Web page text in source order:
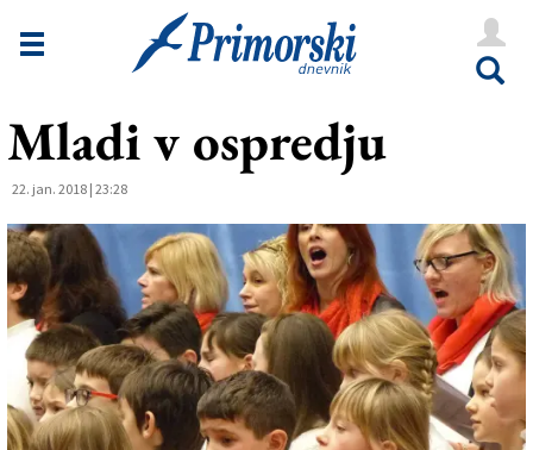
Novice
Goriška
Kultura
Šport
Še
Vreme
V Kioskih
Mladi v ospredju
22. jan. 2018 | 23:28